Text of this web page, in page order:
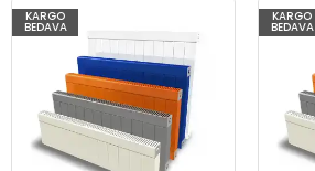
KARGO
BEDAVA
KARGO
BEDAVA